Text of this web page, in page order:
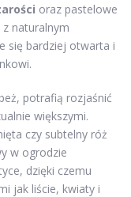
oraz pastelowe
naturalnym
się bardziej otwarta i
potrafią rozjaśnić
większymi.
czy subtelny róż
w ogrodzie
dzięki czemu
jak liście, kwiaty i